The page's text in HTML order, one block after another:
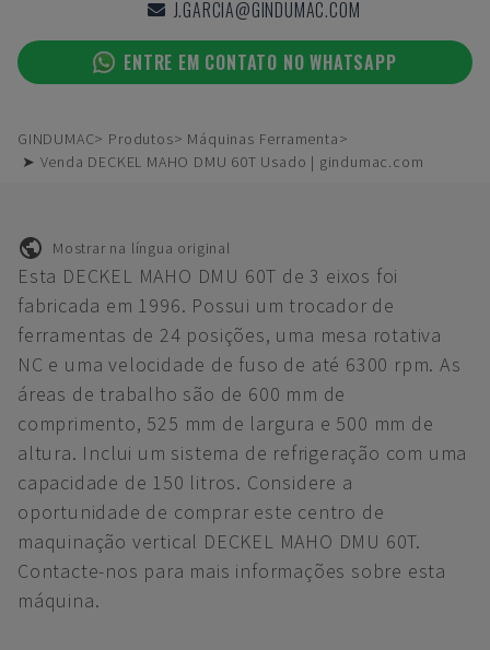
J.GARCIA@GINDUMAC.COM
ENTRE EM CONTATO NO WHATSAPP
GINDUMAC Produtos
Máquinas Ferramenta
➤ Venda DECKEL MAHO DMU 60T Usado | gindumac.com
Mostrar na língua original
Esta DECKEL MAHO DMU 60T de 3 eixos foi
fabricada em 1996. Possui um trocador de
ferramentas de 24 posições, uma mesa rotativa
NC e uma velocidade de fuso de até 6300 rpm. As
áreas de trabalho são de 600 mm de
comprimento, 525 mm de largura e 500 mm de
altura. Inclui um sistema de refrigeração com uma
capacidade de 150 litros. Considere a
oportunidade de comprar este centro de
maquinação vertical DECKEL MAHO DMU 60T.
Contacte-nos para mais informações sobre esta
máquina.